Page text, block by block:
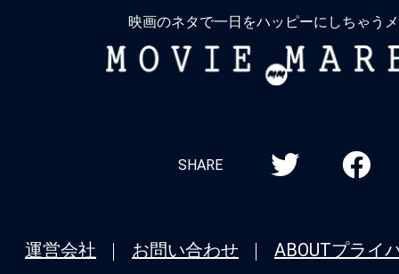
映画のネタで一日をハッピーにしちゃう
MOVIE
SHARE
運営会社 お問い合わせ ABOUTプライ